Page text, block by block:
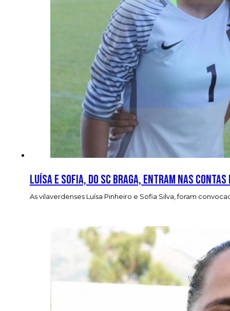
Luísa e Sofia, do SC Braga, entram nas contas
As vilaverdenses Luísa Pinheiro e Sofia Silva, foram